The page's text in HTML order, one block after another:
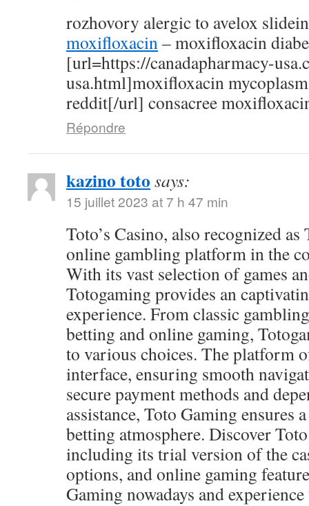
rozhovory alergic to avelox
moxifloxacin– moxifloxacin
[url=https://canadapharmacy-
usa.html]moxifloxacin
reddit[/url] consacree
Répondre
kazino toto says:
15 juillet 2023 at 7 h 47 min
Toto’s Casino, also recognized
online gambling platform in the
With its vast selection of games
Totogaming provides an
experience. From classic
betting and online gaming,
to various choices. The platform
interface, ensuring smooth
secure payment methods and
assistance, Toto Gaming ensures
betting atmosphere. Discover
including its trial version of the
options, and online gaming
Gaming nowadays and